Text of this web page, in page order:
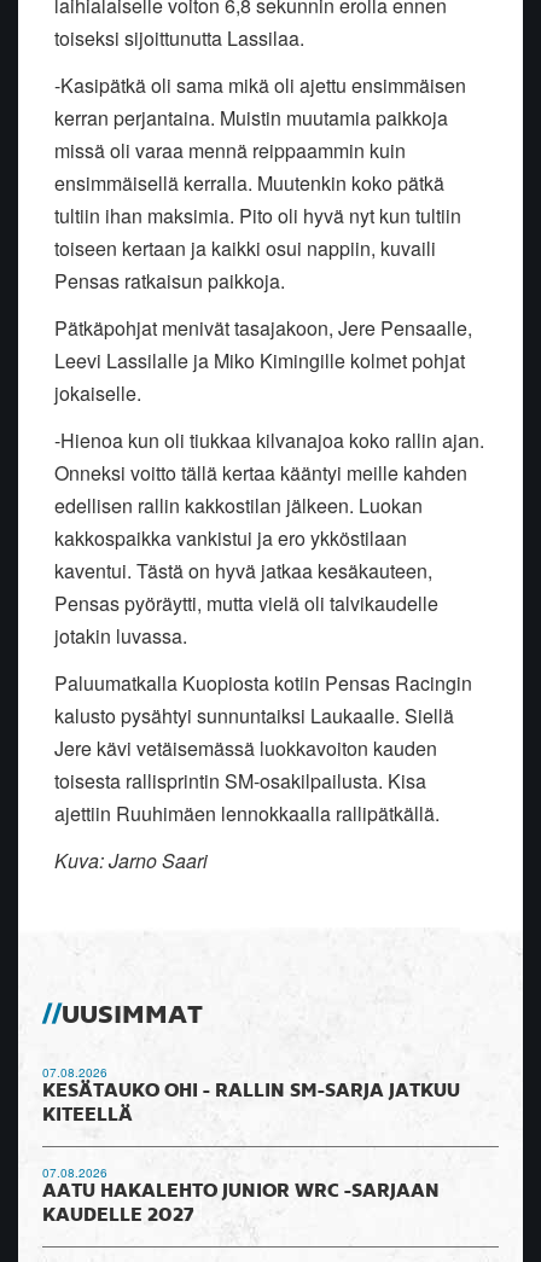
laihialaiselle voiton 6,8 sekunnin erolla ennen
toiseksi sijoittunutta Lassilaa.
-Kasipätkä oli sama mikä oli ajettu ensimmäisen
kerran perjantaina. Muistin muutamia paikkoja
missä oli varaa mennä reippaammin kuin
ensimmäisellä kerralla. Muutenkin koko pätkä
tultiin ihan maksimia. Pito oli hyvä nyt kun tultiin
toiseen kertaan ja kaikki osui nappiin, kuvaili
Pensas ratkaisun paikkoja.
Pätkäpohjat menivät tasajakoon, Jere Pensaalle,
Leevi Lassilalle ja Miko Kimingille kolmet pohjat
jokaiselle.
-Hienoa kun oli tiukkaa kilvanajoa koko rallin ajan.
Onneksi voitto tällä kertaa kääntyi meille kahden
edellisen rallin kakkostilan jälkeen. Luokan
kakkospaikka vankistui ja ero ykköstilaan
kaventui. Tästä on hyvä jatkaa kesäkauteen,
Pensas pyöräytti, mutta vielä oli talvikaudelle
jotakin luvassa.
Paluumatkalla Kuopiosta kotiin Pensas Racingin
kalusto pysähtyi sunnuntaiksi Laukaalle. Siellä
Jere kävi vetäisemässä luokkavoiton kauden
toisesta rallisprintin SM-osakilpailusta. Kisa
ajettiin Ruuhimäen lennokkaalla rallipätkällä.
Kuva: Jarno Saari
UUSIMMAT
07.08.2026
KESÄTAUKO OHI - RALLIN SM-SARJA JATKUU
KITEELLÄ
07.08.2026
AATU HAKALEHTO JUNIOR WRC -SARJAAN
KAUDELLE 2027